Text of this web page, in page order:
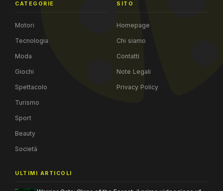
CATEGORIE
Motori
Tecnologia
Moda
Giochi
Spettacolo
Turismo
Sport
Beauty
Società
SITO
Homepage
Chi siamo
Contatti
Note Legali
Privacy Policy
ULTIMI ARTICOLI